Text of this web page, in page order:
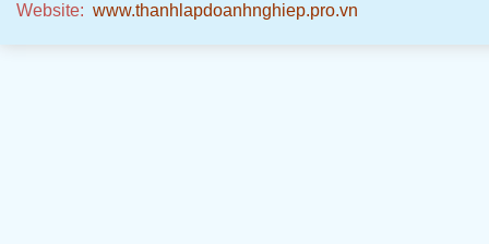
Website: www.thanhlapdoanhnghiep.pro.vn